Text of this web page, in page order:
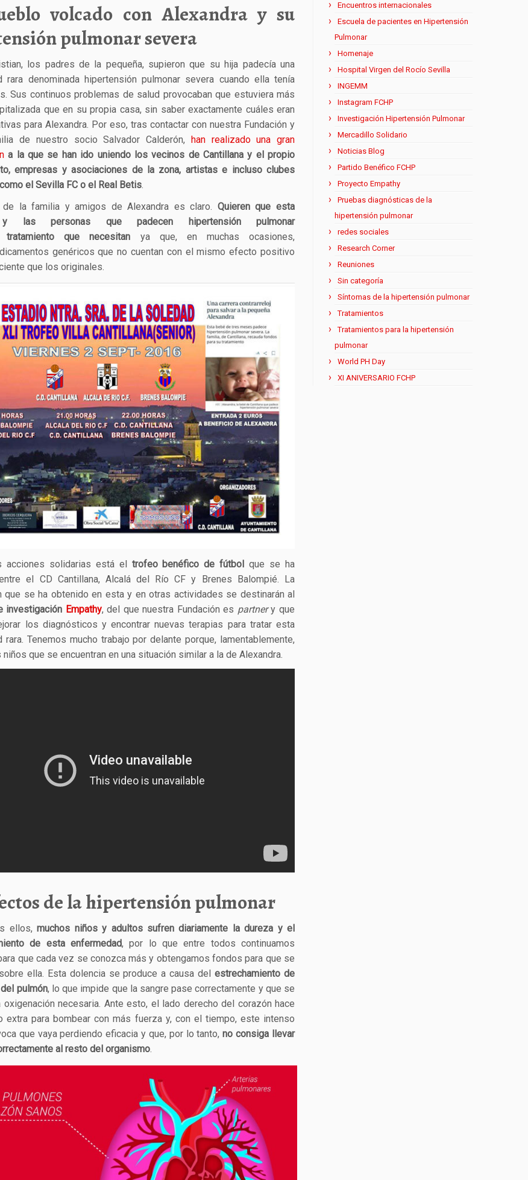
volcado con Alexandra y su
pulmonar severa
los padres de la pequeña, supieron que su hija padecía una
rara denominada hipertensión pulmonar severa cuando ella tenía
Sus continuos problemas de salud provocaban que estuviera más
que en su propia casa, sin saber exactamente cuáles eran
para Alexandra. Por eso, tras contactar con nuestra Fundación y
de nuestro socio Salvador Calderón, han realizado una gran
a la que se han ido uniendo los vecinos de Cantillana y el propio
empresas y asociaciones de la zona, artistas e incluso clubes
el Sevilla FC o el Real Betis.
de la familia y amigos de Alexandra es claro. Quieren que esta
y las personas que padecen hipertensión pulmonar
que necesitan ya que, en muchas ocasiones,
genéricos que no cuentan con el mismo efecto positivo
que los originales.
acciones solidarias está el trofeo benéfico de fútbol
que se ha
el CD Cantillana, Alcalá del Río CF y Brenes Balompié. La
que se ha obtenido en esta y en otras actividades se destinarán al
investigación Empathy, del que nuestra Fundación es partnery que
los diagnósticos y encontrar nuevas terapias para tratar esta
rara. Tenemos mucho trabajo por delante porque, lamentablemente,
niños que se encuentran en una situación similar a la de Alexandra.
de la hipertensión pulmonar
ellos,muchos niños y adultos sufren diariamente la dureza y el
de esta enfermedad, por lo que entre todos continuamos
que cada vez se conozca más y obtengamos fondos para que se
ella. Esta dolencia se produce a causa delestrechamiento de
pulmón, lo que impide que la sangre pase correctamente y que se
oxigenación necesaria. Ante esto, el lado derecho del corazón hace
extra para bombear con más fuerza y, con el tiempo, este intenso
que vaya perdiendo eficacia y que, por lo tanto,no consiga llevar
al resto del organismo.
Encuentros internacionales
Escuela de pacientes en Hipertensión
Pulmonar
Homenaje
Hospital Virgen del Rocío Sevilla
INGEMM
Instagram FCHP
Investigación Hipertensión Pulmonar
Mercadillo Solidario
Noticias Blog
Partido Benéfico FCHP
Proyecto Empathy
Pruebas diagnósticas de la
hipertensión pulmonar
redes sociales
Research Corner
Reuniones
Sin categoría
Síntomas de la hipertensión pulmonar
Tratamientos
Tratamientos para la hipertensión
pulmonar
World PH Day
XI ANIVERSARIO FCHP